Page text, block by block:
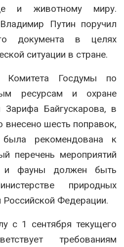
и животному миру.
Путин поручил
документа в целях
ситуации в стране.
Госдумы по
ресурсам и охране
Байгускарова, в
внесено шесть поправок,
рекомендована к
перечень мероприятий
фауны должен быть
природных
Российской Федерации.
с 1 сентября текущего
требованиям